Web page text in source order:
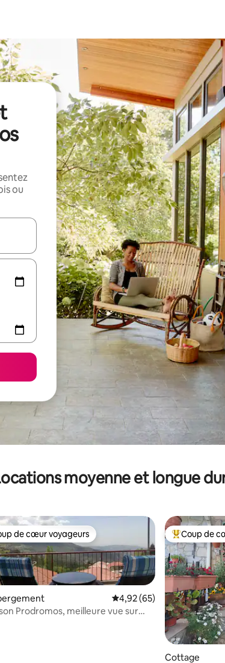
ou
vers le haut et vers le bas pour les parcourir ou en
moyenne et longue
de cœur voyageurs
de cœur voyageurs
Évaluation moyenne sur la
4,92 (65)
Prodromos, meilleure vue sur
Coups de
Coup de
Cottage